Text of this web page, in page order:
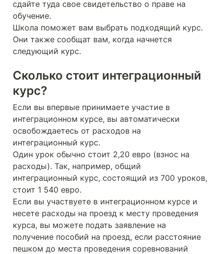
сдайте туда свое свидетельство о праве на
обучение.
Школа поможет вам выбрать подходящий курс.
Они также сообщат вам, когда начнется
следующий курс.
Сколько стоит интеграционный
курс?
Если вы впервые принимаете участие в
интеграционном курсе, вы автоматически
освобождаетесь от расходов на
интеграционный курс.
Один урок обычно стоит 2,20 евро (взнос на
расходы). Так, например, общий
интеграционный курс, состоящий из 700 уроков,
стоит 1 540 евро.
Если вы участвуете в интеграционном курсе и
несете расходы на проезд к месту проведения
курса, вы можете подать заявление на
получение пособий на проезд, если расстояние
пешком до места проведения соревнований